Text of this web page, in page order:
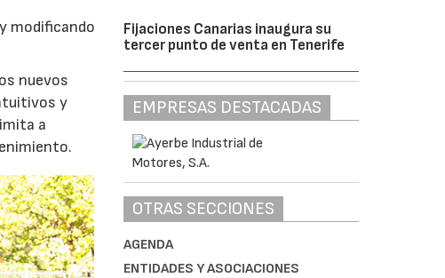
modificando
nuevos
y
a
Fijaciones Canarias inaugura su
tercer punto de venta en Tenerife
EMPRESAS DESTACADAS
OTRAS SECCIONES
AGENDA
ENTIDADES Y ASOCIACIONES